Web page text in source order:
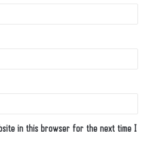
in this browser for the next time I